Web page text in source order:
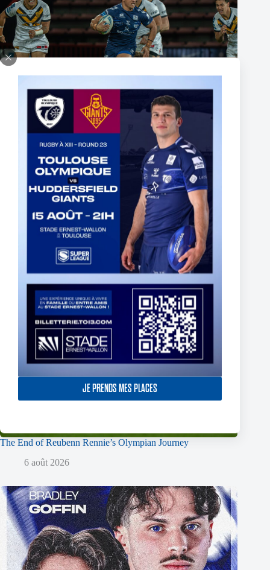
JE PRENDS MES PLACES
Fin de l’aventure Olympienne pour Reubenn Rennie
6 août 2026
The End of Reubenn Rennie’s Olympian Journey
6 août 2026